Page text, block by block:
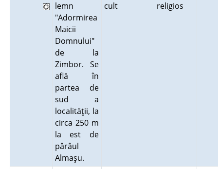
lemn
"Adormirea
Maicii
Domnului"
de la
Zimbor. Se
află în
partea de
sud a
localităţii, la
circa 250 m
la est de
pârâul
Almaşu.
cult
religios